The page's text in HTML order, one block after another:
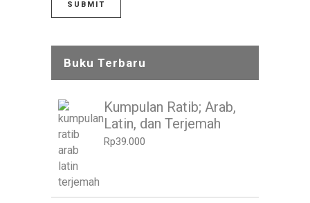
Buku Terbaru
Kumpulan Ratib; Arab,
Latin, dan Terjemah
Rp39.000